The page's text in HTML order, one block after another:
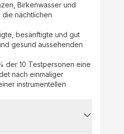
Birkenwasser und
nächtlichen
besänftigte und gut
gesund aussehenden
der 10 Testpersonen eine
nach einmaliger
instrumentellen